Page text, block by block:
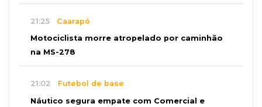
21:25 Caarapó
Motociclista morre atropelado por caminhão
na MS-278
21:02 Futebol de base
Náutico segura empate com Comercial e